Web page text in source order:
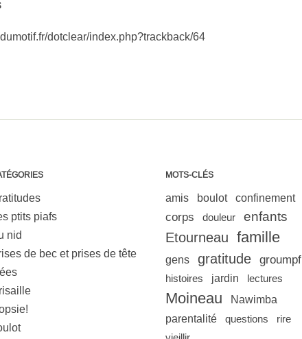
dotclear/index.php?trackback/64
ptits piafs
nid
de bec et prises de tête
MOTS-CLÉS
amis boulot confinement
corps douleur enfants
Etourneau famille
gens gratitude groumpf
histoires jardin lectures
Moineau
Nawimba
parentalité
questions
rire